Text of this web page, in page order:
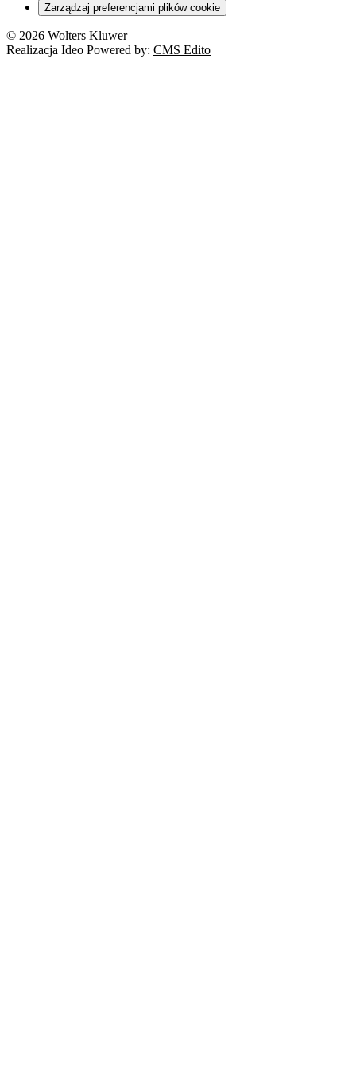
Franczyza
Prawo autorskie
Zarządzaj preferencjami plików cookie
© 2026 Wolters Kluwer
Realizacja Ideo Powered by: CMS Edito